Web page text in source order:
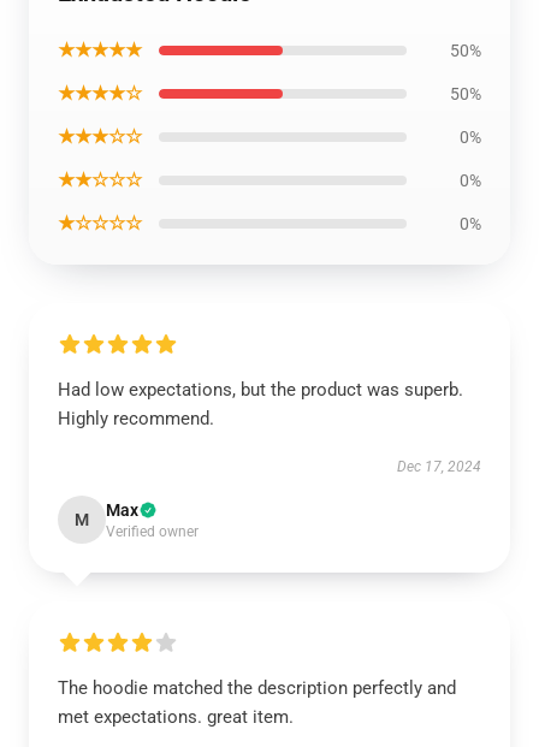
★★★★★ 50%
★★★★☆ 50%
★★★☆☆ 0%
★★☆☆☆ 0%
★☆☆☆☆ 0%
Had low expectations, but the product was superb.
Highly recommend.
Dec 17, 2024
M Max
Verified owner
The hoodie matched the description perfectly and
met expectations. great item.